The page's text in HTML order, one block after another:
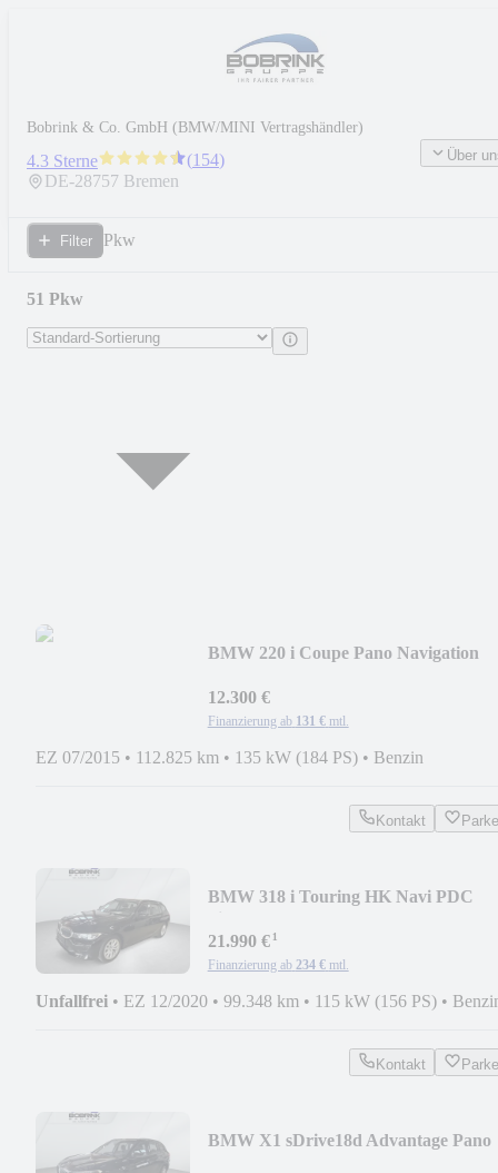
Bobrink & Co. GmbH (BMW/MINI Vertragshändler)
4.3 Sterne (154)
DE-28757 Bremen
Über
Filter Pkw
51 Pkw
BMW 220 i Coupe Pano Navigation
12.300 €
Finanzierung ab 131 € mtl.
EZ 07/2015 • 112.825 km • 135 kW (184 PS) • Benzin
Kontakt
BMW 318 i Touring HK Navi PDC
21.990 €¹
Finanzierung ab 234 € mtl.
Unfallfrei • EZ 12/2020 • 99.348 km • 115 kW (156 PS) •
Kontakt
BMW X1 sDrive18d Advantage Pano